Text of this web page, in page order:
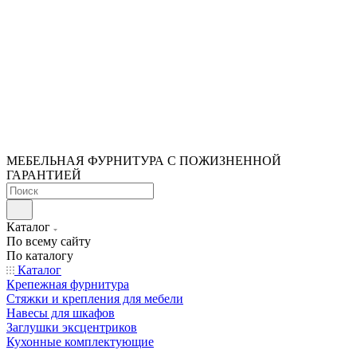
МЕБЕЛЬНАЯ ФУРНИТУРА С ПОЖИЗНЕННОЙ
ГАРАНТИЕЙ
Каталог
По всему сайту
По каталогу
Каталог
Крепежная фурнитура
Стяжки и крепления для мебели
Навесы для шкафов
Заглушки эксцентриков
Кухонные комплектующие